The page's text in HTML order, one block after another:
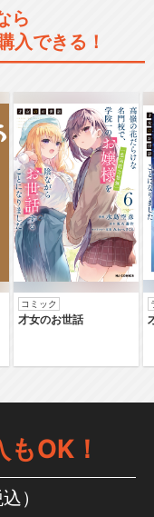
「SHOW BY R
「SHOW BY R
「SHOW BY R
「SHOW BY R
ら
入できる！
コミック
才女のお世話
OK！
）